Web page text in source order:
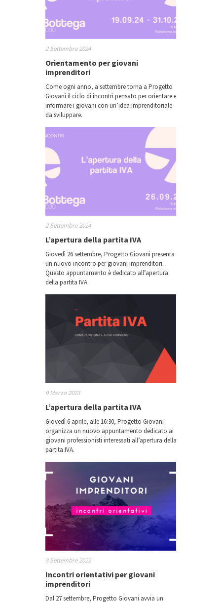
2 Settembre 2024
Orientamento per giovani
imprenditori
Come ogni anno, a settembre torna a Progetto
Giovani il ciclo di incontri pensato per orientare e
informare i giovani con un’idea imprenditoriale
da sviluppare.
2 Settembre 2024
L’apertura della partita IVA
Giovedì 26 settembre, Progetto Giovani presenta
un nuovo incontro per giovani imprenditori.
Questo appuntamento è dedicato all’apertura
della partita IVA.
9 Marzo 2023
L’apertura della partita IVA
Giovedì 6 aprile, alle 16:30, Progetto Giovani
organizza un nuovo appuntamento dedicato ai
giovani professionisti interessati all’apertura della
partita IVA.
8 Settembre 2022
Incontri orientativi per giovani
imprenditori
Dal 27 settembre, Progetto Giovani avvia un